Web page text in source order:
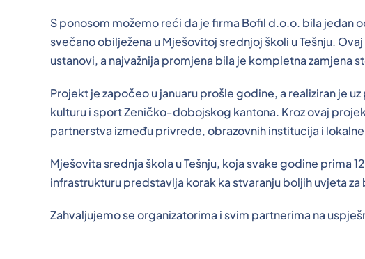
S ponosom možemo reći da je firma Bofil d.o.o. bila jedan
svečano obilježena u Mješovitoj srednjoj školi u Tešnju.
ustanovi, a najvažnija promjena bila je kompletna zamjena
Projekt je započeo u januaru prošle godine, a realiziran je
kulturu i sport Zeničko-dobojskog kantona. Kroz ovaj
partnerstva između privrede, obrazovnih institucija i
Mješovita srednja škola u Tešnju, koja svake godine prima
infrastrukturu predstavlja korak ka stvaranju boljih uvjeta
Zahvaljujemo se organizatorima i svim partnerima na